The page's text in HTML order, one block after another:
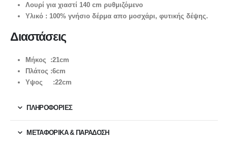
Λουρί για χιαστί 140 cm ρυθμιζόμενο
Υλικό : 100% γνήσιο δέρμα απο μοσχάρι, φυτικής δέψης.
Διαστάσεις
Μήκος :21cm
Πλάτος :6cm
Υψος :22cm
ΠΛΗΡΟΦΟΡΙΕΣ
ΜΕΤΑΦΟΡΙΚΆ & ΠΑΡΆΔΟΣΗ